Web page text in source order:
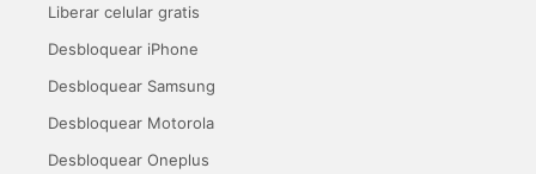
Liberar celular gratis
Desbloquear iPhone
Desbloquear Samsung
Desbloquear Motorola
Desbloquear Oneplus